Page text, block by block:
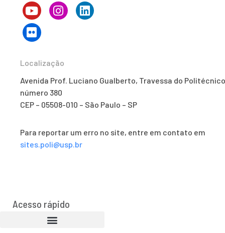
Localização
Avenida Prof. Luciano Gualberto, Travessa do
número 380
CEP – 05508-010 – São Paulo – SP
Para reportar um erro no site, entre em contato em
sites.poli@usp.br
Acesso rápido